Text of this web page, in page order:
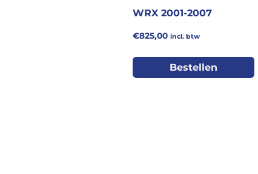
WRX 2001-2007
€825,00 incl. btw
Bestellen